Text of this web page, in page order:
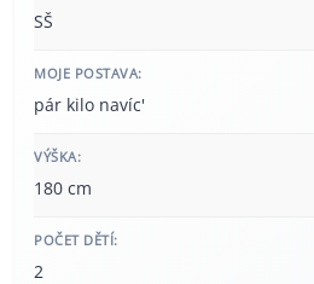
SŠ
MOJE POSTAVA:
pár kilo navíc'
VÝŠKA:
180 cm
POČET DĚTÍ:
2